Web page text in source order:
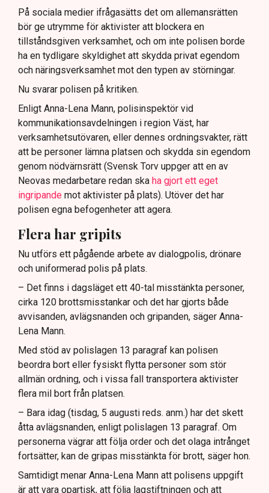
På sociala medier ifrågasätts det om allemansrätten
bör ge utrymme för aktivister att blockera en
tillståndsgiven verksamhet, och om inte polisen borde
ha en tydligare skyldighet att skydda privat egendom
och näringsverksamhet mot den typen av störningar.
Nu svarar polisen på kritiken.
Enligt Anna-Lena Mann, polisinspektör vid
kommunikationsavdelningen i region Väst, har
verksamhetsutövaren, eller dennes ordningsvakter, rätt
att be personer lämna platsen och skydda sin egendom
genom nödvärnsrätt (Svensk Torv uppger att en av
Neovas medarbetare redan ska ha gjort ett eget
ingripande mot aktivister på plats). Utöver det har
polisen egna befogenheter att agera.
Flera har gripits
Nu utförs ett pågående arbete av dialogpolis, drönare
och uniformerad polis på plats.
– Det finns i dagsläget ett 40-tal misstänkta personer,
cirka 120 brottsmisstankar och det har gjorts både
avvisanden, avlägsnanden och gripanden, säger Anna-
Lena Mann.
Med stöd av polislagen 13 paragraf kan polisen
beordra bort eller fysiskt flytta personer som stör
allmän ordning, och i vissa fall transportera aktivister
flera mil bort från platsen.
– Bara idag (tisdag, 5 augusti reds. anm.) har det skett
åtta avlägsnanden, enligt polislagen 13 paragraf. Om
personerna vägrar att följa order och det olaga intrånget
fortsätter, kan de gripas misstänkta för brott, säger hon.
Samtidigt menar Anna-Lena Mann att polisens uppgift
är att vara opartisk, att följa lagstiftningen och att